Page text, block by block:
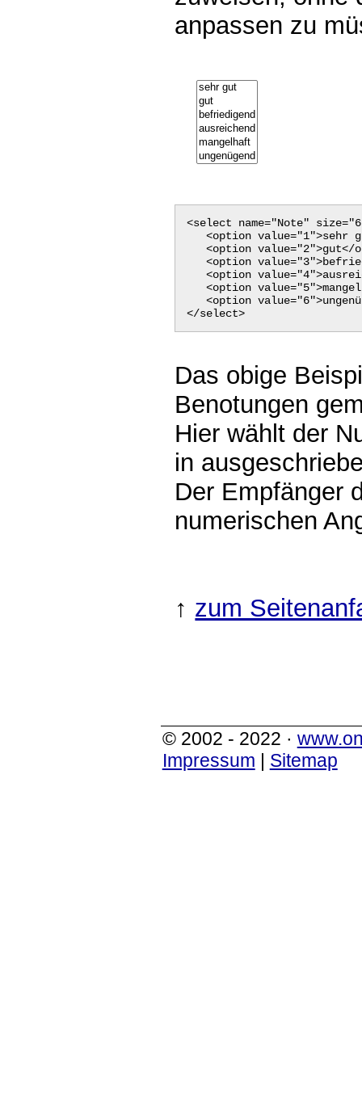
anpassen zu
<select name="Note"
<option value="1">sehr
<option value="2">gut</
<option
<option
<option
<option
</select>
Das obige
Benotungen
Hier wählt der
in
Der Empfänger
numerischen
↑ zum
© 2002 - 2022 ·
Impressum | Sitemap